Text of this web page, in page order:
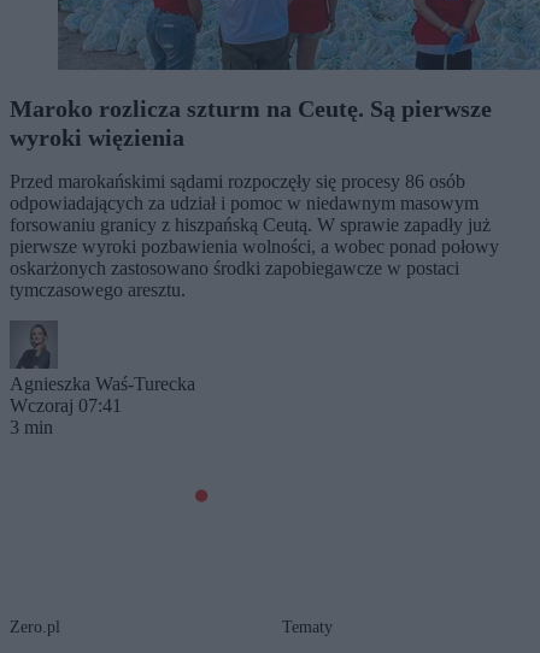
Maroko rozlicza szturm na Ceutę. Są pierwsze
wyroki więzienia
Przed marokańskimi sądami rozpoczęły się procesy 86 osób
odpowiadających za udział i pomoc w niedawnym masowym
forsowaniu granicy z hiszpańską Ceutą. W sprawie zapadły już
pierwsze wyroki pozbawienia wolności, a wobec ponad połowy
oskarżonych zastosowano środki zapobiegawcze w postaci
tymczasowego aresztu.
Agnieszka Waś-Turecka
Wczoraj 07:41
3 min
Zero.pl Tematy